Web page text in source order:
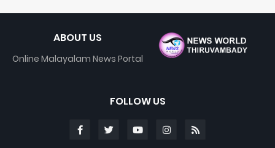
ABOUT US
Online Malayalam News Portal
FOLLOW US